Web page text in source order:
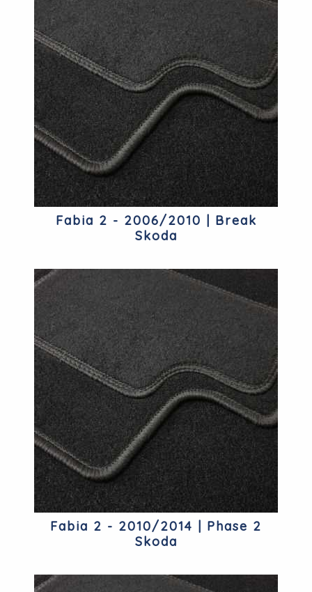
Fabia 2 - 2006/2010 | Break
Skoda
Fabia 2 - 2010/2014 | Phase 2
Skoda